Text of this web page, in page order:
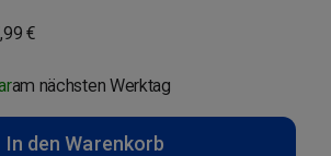
€
am nächsten Werktag
In den Warenkorb